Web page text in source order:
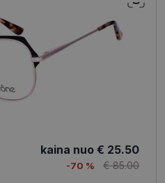
kaina nuo € 25.50
-70 % € 85.00